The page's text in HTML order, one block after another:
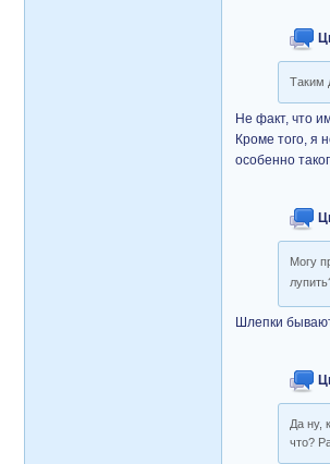
Таким
Не факт, что
Кроме того, я
особенно
Могу
Шлепки
Да ну,
что?